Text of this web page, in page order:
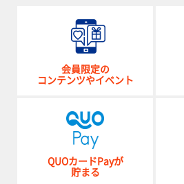
会員限定の
コンテンツやイベント
QUOカードPayが
貯まる